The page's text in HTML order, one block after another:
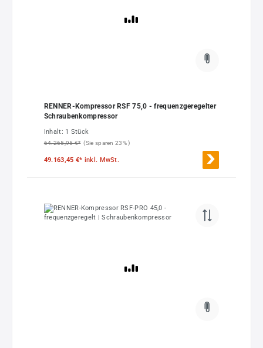
RENNER-Kompressor RSF 75,0 - frequenzgeregelter
Schraubenkompressor
Inhalt: 1 Stück
64.265,95 €* (Sie sparen 23% )
49.163,45 €* inkl. MwSt.